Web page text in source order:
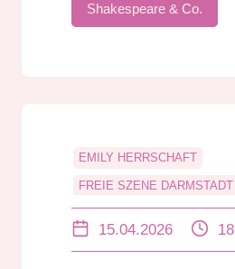
Shakespeare & Co.
EMILY HERRSCHAFT
FREIE SZENE DARMSTADT
STEFFEN POPP
15.04.2026